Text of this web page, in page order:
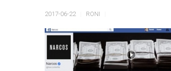
2017-06-22 RONI